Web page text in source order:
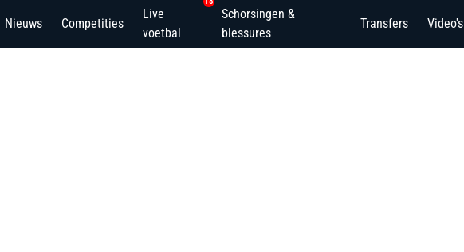
Nieuws Competities
Live
voetbal
Schorsingen &
blessures
Transfers Video's